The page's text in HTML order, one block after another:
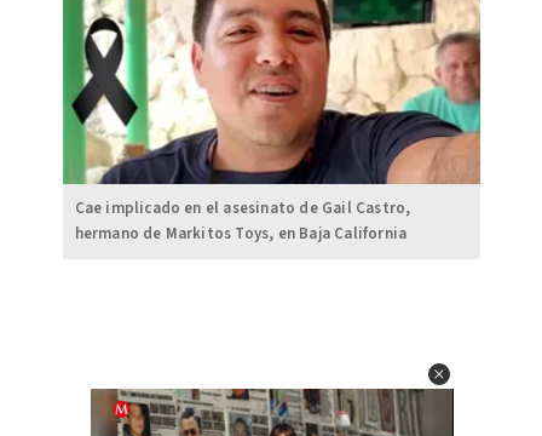
Cae implicado en el asesinato de Gail Castro,
hermano de Markitos Toys, en Baja California